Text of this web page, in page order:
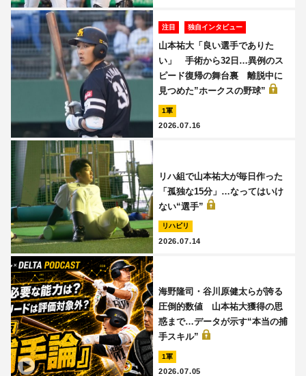
注目 独自インタビュー
山本祐大「良い選手でありた
い」 手術から32日…異例のス
ピード復帰の舞台裏 離脱中に
見つめた”ホークスの野球”
1軍
2026.07.16
リハ組で山本祐大が毎日作った
「孤独な15分」…なってはいけ
ない“選手”
リハビリ
2026.07.14
海野隆司・谷川原健太らが誇る
圧倒的数値 山本祐大獲得の思
惑まで…データが示す“本当の捕
手スキル”
1軍
2026.07.05